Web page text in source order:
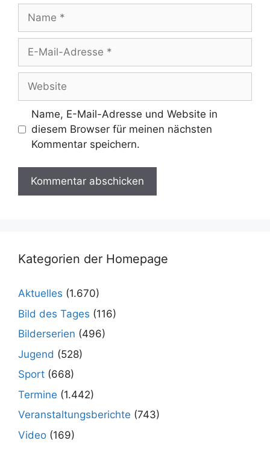
Mail-
Adresse
Name, E-Mail-Adresse und Website in
diesem Browser für meinen nächsten
Kommentar speichern.
Kategorien der Homepage
Aktuelles (1.670)
Bild des Tages (116)
Bilderserien (496)
Jugend (528)
Sport (668)
Termine (1.442)
Veranstaltungsberichte (743)
Video (169)